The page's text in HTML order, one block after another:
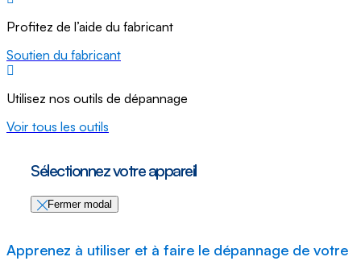
Profitez de l’aide du fabricant
Soutien du fabricant
Utilisez nos outils de dépannage
Voir tous les outils
Sélectionnez votre appareil
Fermer modal
Apprenez à utiliser et à faire le dépannage de votre